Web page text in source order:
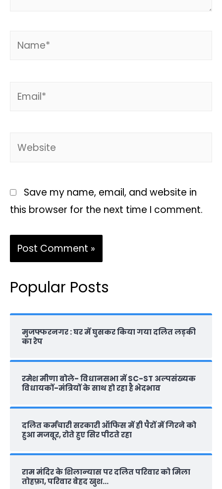
Save my name, email, and website in
this browser for the next time I comment.
Popular Posts
मुजफ्फरनगर : घर में घुसकर किया गया दलित लड़की
का रेप
रमेश मीणा बोले- विधानसभा में SC-ST अल्पसंख्यक
विधायकों-मंत्रियों के साथ हो रहा है भेदभाव
दलित कर्मचारी सरकारी ऑफ‍िस में ही पैरों में गिरने को
हुआ मजबूर, रोते हुए सिर पीटते रहा
राम मंदिर के शिलान्‍यास पर दलित परिवार को मिला
तोहफ़ा, परिवार बेहद खुश…